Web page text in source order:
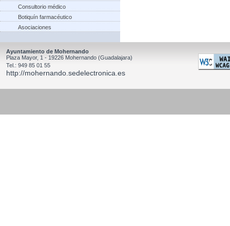
Consultorio médico
Botiquín farmacéutico
Asociaciones
Ayuntamiento de Mohernando
Plaza Mayor, 1 - 19226 Mohernando (Guadalajara)
Tel.: 949 85 01 55
http://mohernando.sedelectronica.es